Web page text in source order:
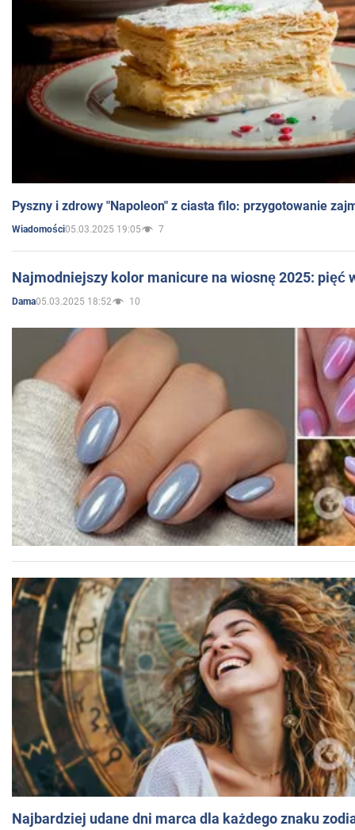
Pyszny i zdrowy "Napoleon" z ciasta filo: przygotowanie
Wiadomości05.03.2025 19:05 7
Najmodniejszy kolor manicure na wiosnę 2025: pięć
Dama05.03.2025 18:52 10
Najbardziej udane dni marca dla każdego znaku